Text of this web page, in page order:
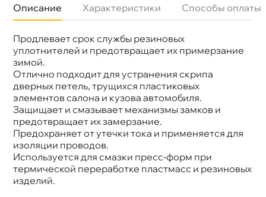
Описание Характеристики Способы оплаты
Продлевает срок службы резиновых
уплотнителей и предотвращает их примерзание
зимой.
Отлично подходит для устранения скрипа
дверных петель, трущихся пластиковых
элементов салона и кузова автомобиля.
Защищает и смазывает механизмы замков и
предотвращает их замерзание.
Предохраняет от утечки тока и применяется для
изоляции проводов.
Используется для смазки пресс-форм при
термической переработке пластмасс и резиновых
изделий.
Бренд
LAVR
Объем
650мл
Артикул
Ln2419